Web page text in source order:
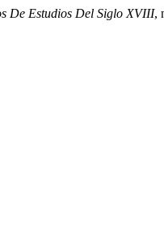
De Estudios Del Siglo XVIII,